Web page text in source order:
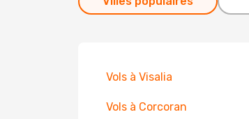
Vols à Visalia
Vols à Corcoran